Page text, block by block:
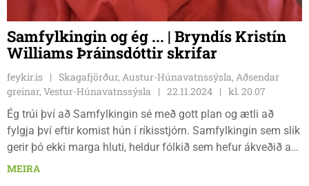
Samfylkingin og ég ... | Bryndís Kristín
Williams Þráinsdóttir skrifar
feykir.is
Skagafjörður, Austur-Húnavatnssýsla, Aðsendar
greinar, Vestur-Húnavatnssýsla
22.11.2024
kl. 20.07
Ég trúi því að Samfylkingin sé með gott plan og ætli að
fylgja því eftir komist hún í ríkisstjórn. Samfylkingin sem slík
gerir þó ekki marga hluti, heldur fólkið sem hefur ákveðið að
starfa undir hennar hatti. Þessi hópur, undir forystu
MEIRA